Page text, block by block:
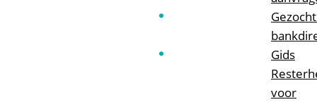
Gids
voor